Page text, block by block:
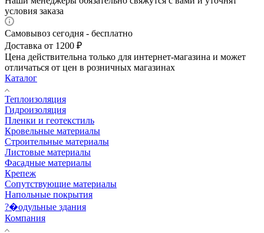
условия заказа
Самовывоз сегодня - бесплатно
Доставка от 1200 ₽
Цена действительна только для интернет-магазина и может
отличаться от цен в розничных магазинах
Каталог
Теплоизоляция
Гидроизоляция
Пленки и геотекстиль
Кровельные материалы
Строительные материалы
Листовые материалы
Фасадные материалы
Крепеж
Сопутствующие материалы
Напольные покрытия
?�одульные здания
Компания